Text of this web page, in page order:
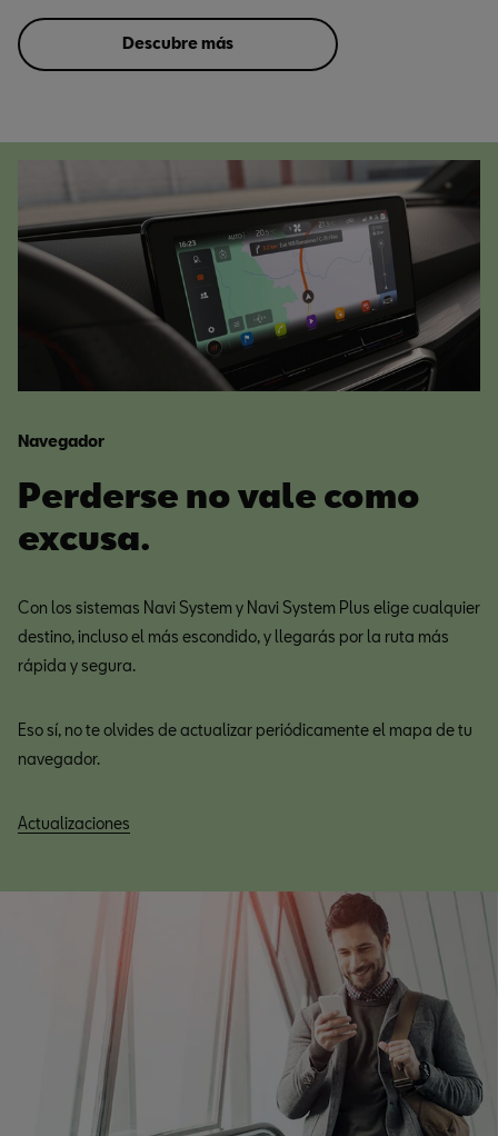
Descubre más
Navegador
Perderse no vale como
excusa.
Con los sistemas Navi System y Navi System Plus elige cualquier
destino, incluso el más escondido, y llegarás por la ruta más
rápida y segura.
Eso sí, no te olvides de actualizar periódicamente el mapa de tu
navegador.
Actualizaciones